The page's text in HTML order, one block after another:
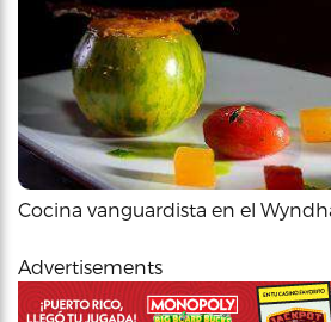
Cocina vanguardista en el
Advertisements